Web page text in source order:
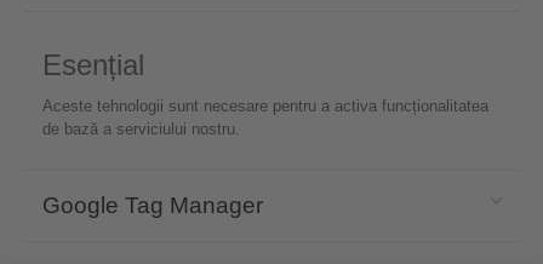
Esențial
Aceste tehnologii sunt necesare pentru a activa funcționalitatea
de bază a serviciului nostru.
Google Tag Manager